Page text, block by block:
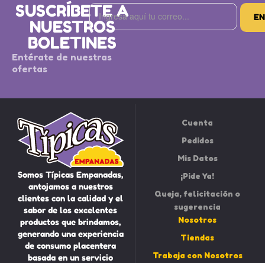
SUSCRÍBETE A
NUESTROS
BOLETINES
Entérate de nuestras
ofertas
Somos Típicas Empanadas,
antojamos a nuestros
clientes con la calidad y el
sabor de los excelentes
productos que brindamos,
generando una experiencia
de consumo placentera
basada en un servicio
Cuenta
Pedidos
Mis Datos
¡Pide Ya!
Queja, felicitación o
sugerencia
Nosotros
Tiendas
Trabaja con Nosotros